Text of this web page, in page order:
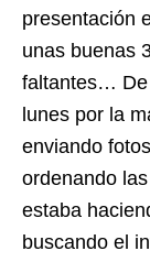
presentación
unas buenas
faltantes… De
lunes por la
enviando
ordenando
estaba
buscando el